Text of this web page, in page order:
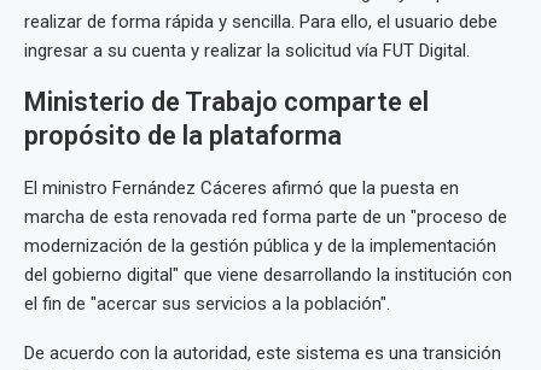
realizar de forma rápida y sencilla. Para ello, el usuario debe
ingresar a su cuenta y realizar la solicitud vía FUT Digital.
Ministerio de Trabajo comparte el
propósito de la plataforma
El ministro Fernández Cáceres afirmó que la puesta en
marcha de esta renovada red forma parte de un "proceso de
modernización de la gestión pública y de la implementación
del gobierno digital" que viene desarrollando la institución con
el fin de "acercar sus servicios a la población".
De acuerdo con la autoridad, este sistema es una transición